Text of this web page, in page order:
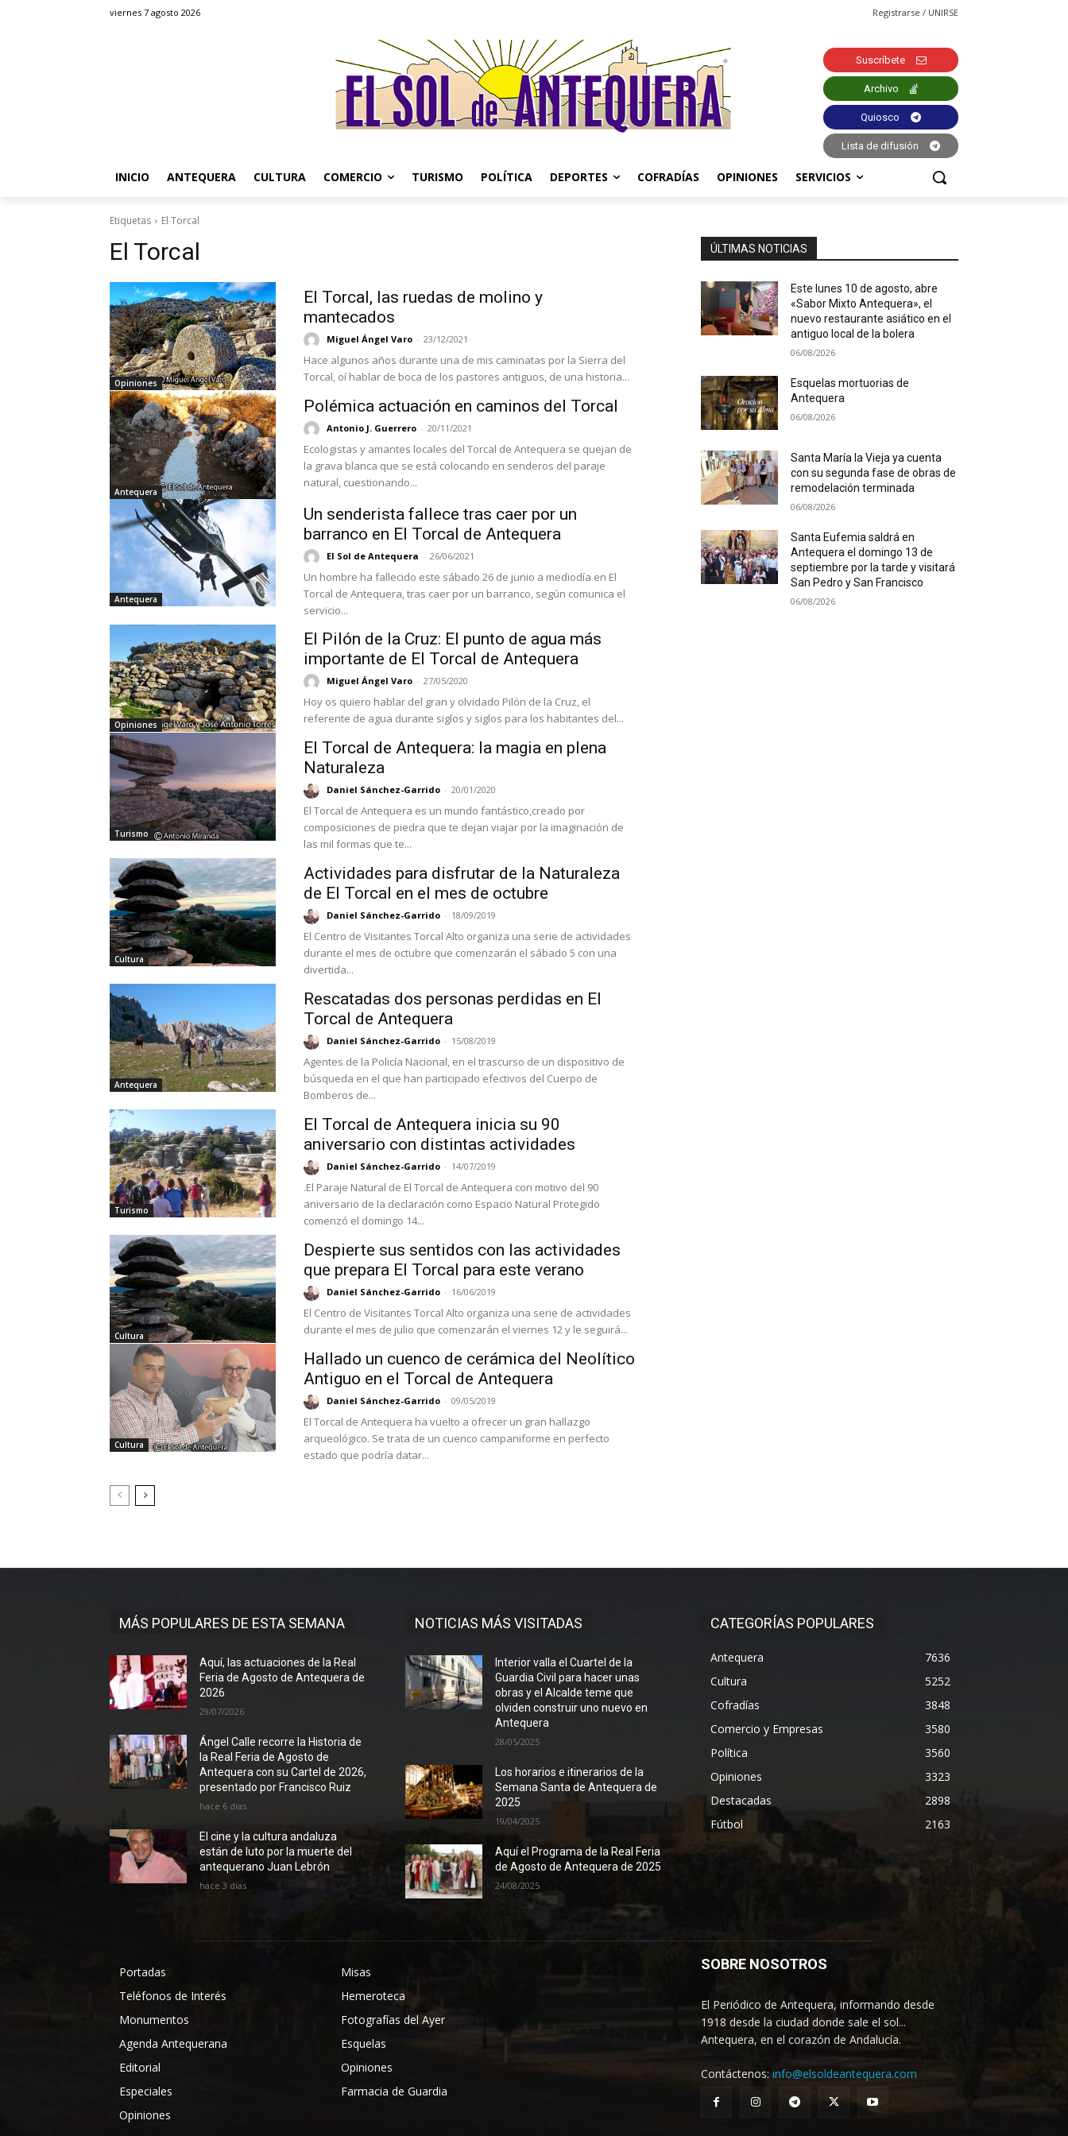
viernes 7 agosto 2026 Registrarse / UNIRSE
Suscríbete
Archivo
Quiosco
Lista de difusión
INICIO ANTEQUERA CULTURA COMERCIO TURISMO POLÍTICA DEPORTES COFRADÍAS OPINIONES SERVICIOS
Etiquetas El Torcal
El Torcal
Opiniones
El Torcal, las ruedas de molino y
mantecados
Miguel Ángel Varo - 23/12/2021
Hace algunos años durante una de mis caminatas por la Sierra del
Torcal, oí hablar de boca de los pastores antiguos, de una historia...
Antequera
Polémica actuación en caminos del Torcal
Antonio J. Guerrero - 20/11/2021
Ecologistas y amantes locales del Torcal de Antequera se quejan de
la grava blanca que se está colocando en senderos del paraje
natural, cuestionando...
Antequera
Un senderista fallece tras caer por un
barranco en El Torcal de Antequera
El Sol de Antequera - 26/06/2021
Un hombre ha fallecido este sábado 26 de junio a mediodía en El
Torcal de Antequera, tras caer por un barranco, según comunica el
servicio...
Opiniones
El Pilón de la Cruz: El punto de agua más
importante de El Torcal de Antequera
Miguel Ángel Varo - 27/05/2020
Hoy os quiero hablar del gran y olvidado Pilón de la Cruz, el
referente de agua durante siglos y siglos para los habitantes del...
Turismo
El Torcal de Antequera: la magia en plena
Naturaleza
Daniel Sánchez-Garrido - 20/01/2020
El Torcal de Antequera es un mundo fantástico,creado por
composiciones de piedra que te dejan viajar por la imaginación de
las mil formas que te...
Cultura
Actividades para disfrutar de la Naturaleza
de El Torcal en el mes de octubre
Daniel Sánchez-Garrido - 18/09/2019
El Centro de Visitantes Torcal Alto organiza una serie de actividades
durante el mes de octubre que comenzarán el sábado 5 con una
divertida...
Antequera
Rescatadas dos personas perdidas en El
Torcal de Antequera
Daniel Sánchez-Garrido - 15/08/2019
Agentes de la Policía Nacional, en el trascurso de un dispositivo de
búsqueda en el que han participado efectivos del Cuerpo de
Bomberos de...
Turismo
El Torcal de Antequera inicia su 90
aniversario con distintas actividades
Daniel Sánchez-Garrido - 14/07/2019
.El Paraje Natural de El Torcal de Antequera con motivo del 90
aniversario de la declaración como Espacio Natural Protegido
comenzó el domingo 14...
Cultura
Despierte sus sentidos con las actividades
que prepara El Torcal para este verano
Daniel Sánchez-Garrido - 16/06/2019
El Centro de Visitantes Torcal Alto organiza una serie de actividades
durante el mes de julio que comenzarán el viernes 12 y le seguirá...
Cultura
Hallado un cuenco de cerámica del Neolítico
Antiguo en el Torcal de Antequera
Daniel Sánchez-Garrido - 09/05/2019
El Torcal de Antequera ha vuelto a ofrecer un gran hallazgo
arqueológico. Se trata de un cuenco campaniforme en perfecto
estado que podría datar...
ÚLTIMAS NOTICIAS
Este lunes 10 de agosto, abre
«Sabor Mixto Antequera», el
nuevo restaurante asiático en el
antiguo local de la bolera
06/08/2026
Esquelas mortuorias de
Antequera
06/08/2026
Santa María la Vieja ya cuenta
con su segunda fase de obras de
remodelación terminada
06/08/2026
Santa Eufemia saldrá en
Antequera el domingo 13 de
septiembre por la tarde y visitará
San Pedro y San Francisco
06/08/2026
MÁS POPULARES DE ESTA SEMANA
Aquí, las actuaciones de la Real
Feria de Agosto de Antequera de
2026
29/07/2026
Ángel Calle recorre la Historia de
la Real Feria de Agosto de
Antequera con su Cartel de 2026,
presentado por Francisco Ruiz
hace 6 días
El cine y la cultura andaluza
están de luto por la muerte del
antequerano Juan Lebrón
hace 3 días
NOTICIAS MÁS VISITADAS
Interior valla el Cuartel de la
Guardia Civil para hacer unas
obras y el Alcalde teme que
olviden construir uno nuevo en
Antequera
28/05/2025
Los horarios e itinerarios de la
Semana Santa de Antequera de
2025
19/04/2025
Aquí el Programa de la Real Feria
de Agosto de Antequera de 2025
24/08/2025
CATEGORÍAS POPULARES
Antequera
7636
Cultura
5252
Cofradías
3848
Comercio y Empresas
3580
Política
3560
Opiniones
3323
Destacadas
2898
Fútbol
2163
Portadas
Teléfonos de Interés
Monumentos
Agenda Antequerana
Editorial
Especiales
Opiniones
Misas
Hemeroteca
Fotografías del Ayer
Esquelas
Opiniones
Farmacia de Guardia
SOBRE NOSOTROS
El Periódico de Antequera, informando desde
1918 desde la ciudad donde sale el sol...
Antequera, en el corazón de Andalucía.
Contáctenos: info@elsoldeantequera.com